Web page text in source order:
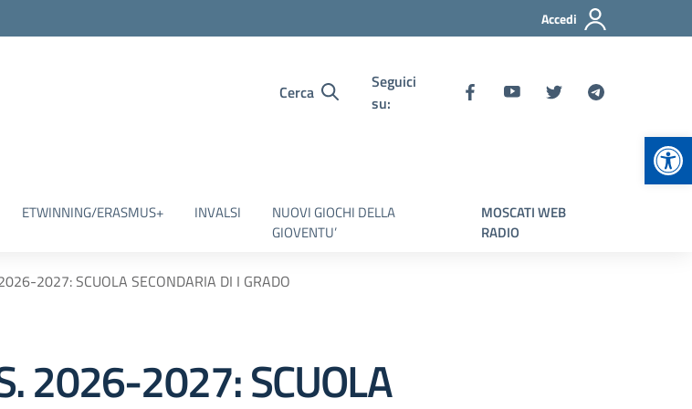
Accedi
Cerca
Seguici
su:
ETWINNING/ERASMUS+ INVALSI
NUOVI GIOCHI DELLA
GIOVENTU’
MOSCATI WEB
RADIO
2027: SCUOLA SECONDARIA DI I GRADO
2026-2027: SCUOLA